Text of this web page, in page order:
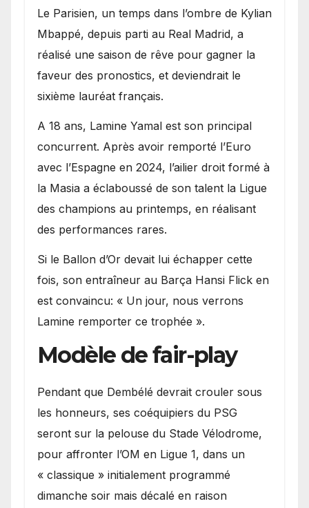
Le Parisien, un temps dans l’ombre de Kylian
Mbappé, depuis parti au Real Madrid, a
réalisé une saison de rêve pour gagner la
faveur des pronostics, et deviendrait le
sixième lauréat français.
A 18 ans, Lamine Yamal est son principal
concurrent. Après avoir remporté l’Euro
avec l’Espagne en 2024, l’ailier droit formé à
la Masia a éclaboussé de son talent la Ligue
des champions au printemps, en réalisant
des performances rares.
Si le Ballon d’Or devait lui échapper cette
fois, son entraîneur au Barça Hansi Flick en
est convaincu: « Un jour, nous verrons
Lamine remporter ce trophée ».
Modèle de fair-play
Pendant que Dembélé devrait crouler sous
les honneurs, ses coéquipiers du PSG
seront sur la pelouse du Stade Vélodrome,
pour affronter l’OM en Ligue 1, dans un
« classique » initialement programmé
dimanche soir mais décalé en raison